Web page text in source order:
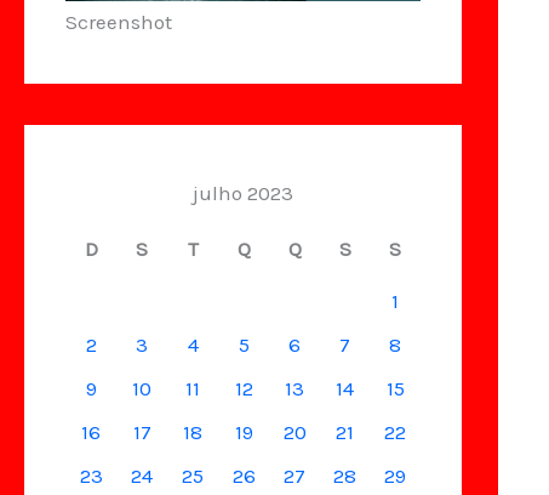
Screenshot
julho 2023
D S T Q Q S S
1
2
3 4 5 6 7
8
9
10 11 12 13 14
15
16
17 18 19 20 21
22
23
24 25 26 27 28
29